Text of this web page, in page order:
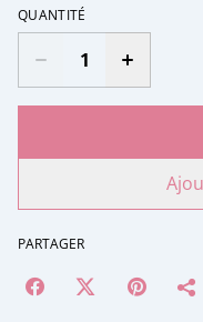
QUANTITÉ
PARTAGER